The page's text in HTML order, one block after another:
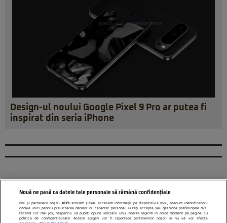
Design-ul noului Google Pixel 9 Pro ar putea fi
inspirat din seria iPhone
Nouă ne pasă ca datele tale personale să rămână confidențiale
Noi și partenerii noștri1019 stocăm și/sau accesăm informații pe dispozitivul dvs., precum identificatorii
cookie unici pentru prelucrarea datelor cu caracter personal. Puteți accepta sau gestiona preferințele dvs.
făcând clic mai jos, respectiv vă puteți opune utilizării unui interes legitim în orice moment pe pagina cu
politica de confidențialitate. Aceste alegeri vor fi raportate partenerilor noștri și nu vă vor afecta